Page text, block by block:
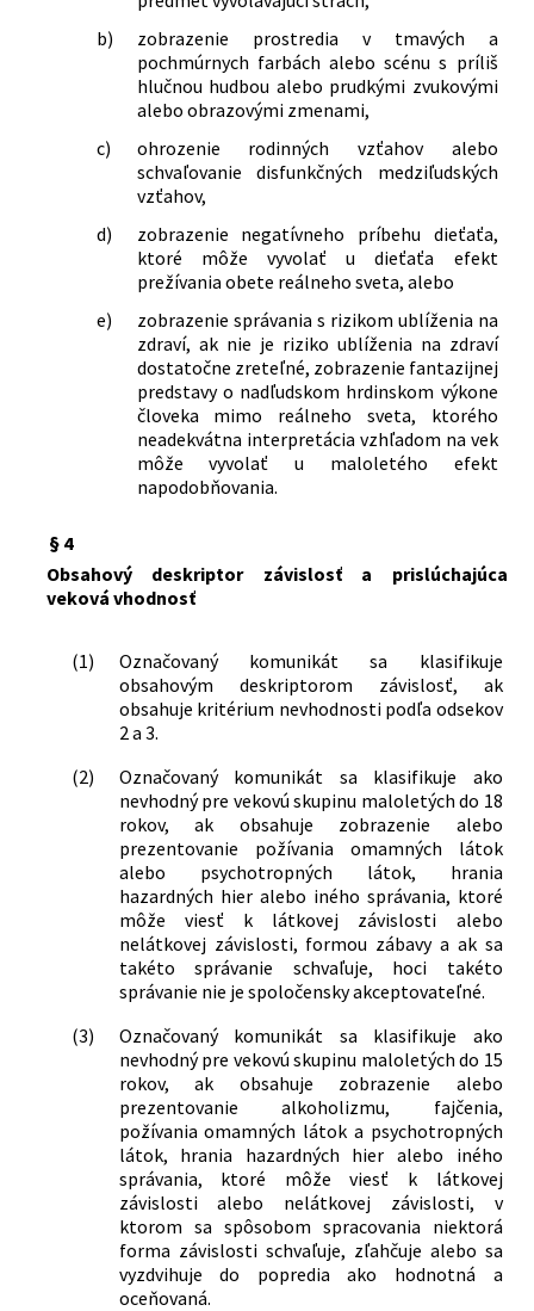
b)
zobrazenie prostredia v tmavých a
pochmúrnych farbách alebo scénu s príliš
hlučnou hudbou alebo prudkými zvukovými
alebo obrazovými zmenami,
c)
ohrozenie rodinných vzťahov alebo
schvaľovanie disfunkčných medziľudských
vzťahov,
d)
zobrazenie negatívneho príbehu dieťaťa,
ktoré môže vyvolať u dieťaťa efekt
prežívania obete reálneho sveta, alebo
e)
zobrazenie správania s rizikom ublíženia na
zdraví, ak nie je riziko ublíženia na zdraví
dostatočne zreteľné, zobrazenie fantazijnej
predstavy o nadľudskom hrdinskom výkone
človeka mimo reálneho sveta, ktorého
neadekvátna interpretácia vzhľadom na vek
môže vyvolať u maloletého efekt
napodobňovania.
§ 4
Obsahový deskriptor závislosť a prislúchajúca
veková vhodnosť
(1)
Označovaný komunikát sa klasifikuje
obsahovým deskriptorom závislosť, ak
obsahuje kritérium nevhodnosti podľa odsekov
2 a 3.
(2)
Označovaný komunikát sa klasifikuje ako
nevhodný pre vekovú skupinu maloletých do 18
rokov, ak obsahuje zobrazenie alebo
prezentovanie požívania omamných látok
alebo psychotropných látok, hrania
hazardných hier alebo iného správania, ktoré
môže viesť k látkovej závislosti alebo
nelátkovej závislosti, formou zábavy a ak sa
takéto správanie schvaľuje, hoci takéto
správanie nie je spoločensky akceptovateľné.
(3)
Označovaný komunikát sa klasifikuje ako
nevhodný pre vekovú skupinu maloletých do 15
rokov, ak obsahuje zobrazenie alebo
prezentovanie alkoholizmu, fajčenia,
požívania omamných látok a psychotropných
látok, hrania hazardných hier alebo iného
správania, ktoré môže viesť k látkovej
závislosti alebo nelátkovej závislosti, v
ktorom sa spôsobom spracovania niektorá
forma závislosti schvaľuje, zľahčuje alebo sa
vyzdvihuje do popredia ako hodnotná a
oceňovaná.